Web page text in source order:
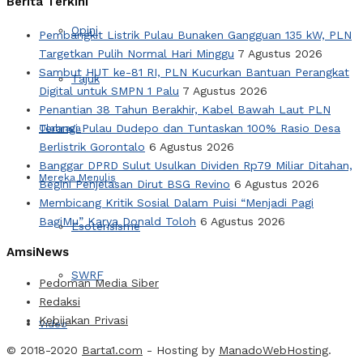
Opini
Tajuk
Olahraga
Mereka Menulis
Esoterisisme
SWRF
Video
Pembangkit Listrik Pulau Bunaken Gangguan 135 kW, PLN
Targetkan Pulih Normal Hari Minggu 7 Agustus 2026
Sambut HUT ke-81 RI, PLN Kucurkan Bantuan Perangkat
Digital untuk SMPN 1 Palu 7 Agustus 2026
Penantian 38 Tahun Berakhir, Kabel Bawah Laut PLN
Terangi Pulau Dudepo dan Tuntaskan 100% Rasio Desa
Berlistrik Gorontalo 6 Agustus 2026
Banggar DPRD Sulut Usulkan Dividen Rp79 Miliar Ditahan,
Begini Penjelasan Dirut BSG Revino 6 Agustus 2026
Membicang Kritik Sosial Dalam Puisi “Menjadi Pagi
BagiMu” Karya Donald Toloh 6 Agustus 2026
AmsiNews
Pedoman Media Siber
Redaksi
Kebijakan Privasi
© 2018-2020 Barta1.com - Hosting by ManadoWebHosting.